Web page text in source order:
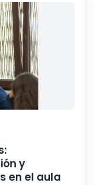
y
en el aula